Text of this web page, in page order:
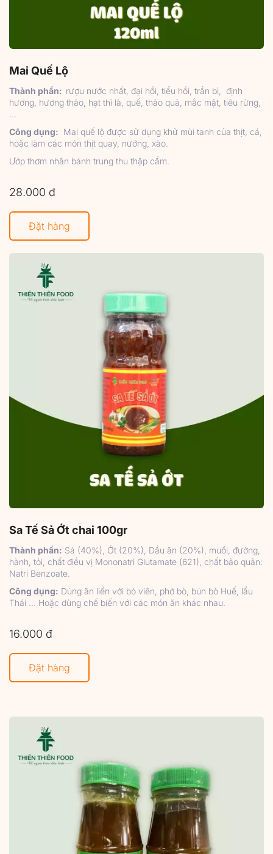
Mai Quế Lộ
Thành phần: rượu nước nhất, đại hồi, tiểu hồi, trần bì,
định
hương, hương thảo, hạt thì là, quế, thảo quả, mắc mật, tiêu rừng,
Công dụng: Mai quế lộ được sử dụng khử mùi tanh của thịt, cá,
hoặc làm các món thịt quay, nướng, xào.
Ướp thơm nhân bánh trung thu thập cẩm.
28.000 đ
Đặt hàng
Sa Tế Sả Ớt chai 100gr
Thành phần: Sả (40%), Ớt (20%), Dầu ăn (20%), muối, đường,
hành, tỏi, chất điều vị Mononatri Glutamate (621), chất bảo quản:
Natri Benzoate.
Công dụng: Dùng ăn liền với bò viên, phở bò, bún bò Huế, lẩu
Thái ... Hoặc dùng chế biến với các món ăn khác nhau.
16.000 đ
Đặt hàng